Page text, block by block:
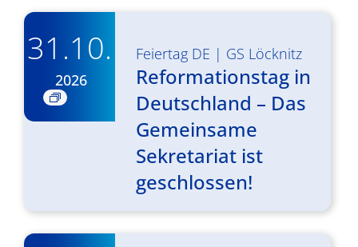
31.10.
2026
Feiertag DE | GS Löcknitz
Reformationstag in
Deutschland – Das
Gemeinsame
Sekretariat ist
geschlossen!